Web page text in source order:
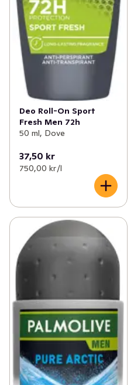
Deo Roll-On Sport
Fresh Men 72h
50 ml, Dove
37,50 kr
750,00 kr /l